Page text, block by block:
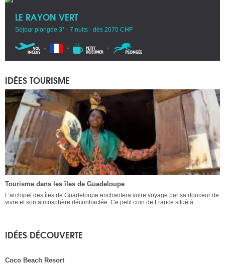
LE RAYON VERT
Séjour plongée 3* - 7 nuits - dès 2070 CHF
IDÉES TOURISME
Tourisme dans les îles de Guadeloupe
L’archipel des îles de Guadeloupe enchantera votre voyage par sa douceur de
vivre et son atmosphère décontractée. Ce petit coin de France situé à ...
IDÉES DÉCOUVERTE
Coco Beach Resort